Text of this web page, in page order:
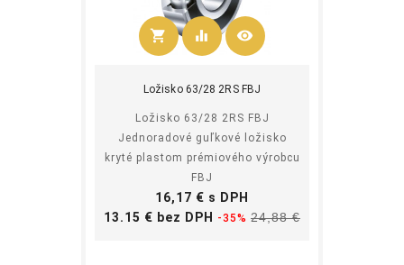
shopping_cart
Kúpiť
equalizer visibility
Ložisko 63/28 2RS FBJ
Ložisko 63/28 2RS FBJ
Jednoradové guľkové ložisko
kryté plastom prémiového výrobcu
FBJ
Cena
16,17 € s DPH
13.15 € bez DPH Základná
-35% 24,88 €Cena